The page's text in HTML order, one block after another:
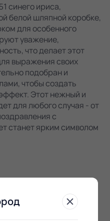
синего ириса,
белой шляпной коробке,
для особенного
уважение,
что делает этот
выражения своих
подобран и
чтобы создать
Этот нежный и
для любого случая - от
с
станет ярким символом